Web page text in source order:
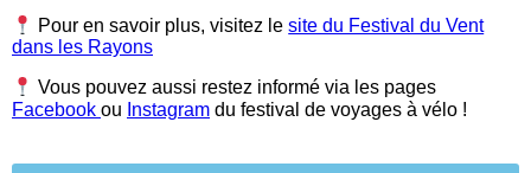
Pour en savoir plus, visitez lesite du Festival du Vent
dans les Rayons
Vous pouvez aussi restez informé via les pages
Facebook ou Instagram du festival de voyages à vélo !